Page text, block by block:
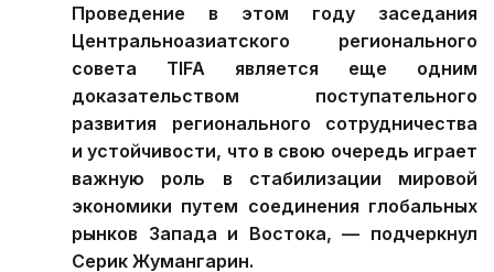
Проведение в этом году заседания
Центральноазиатского регионального
совета TIFA является еще одним
доказательством поступательного
развития регионального сотрудничества
и устойчивости, что в свою очередь играет
важную роль в стабилизации мировой
экономики путем соединения глобальных
рынков Запада и Востока, — подчеркнул
Серик Жумангарин.